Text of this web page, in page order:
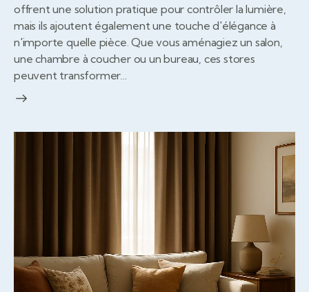
offrent une solution pratique pour contrôler la lumière,
mais ils ajoutent également une touche d'élégance à
n'importe quelle pièce. Que vous aménagiez un salon,
une chambre à coucher ou un bureau, ces stores
peuvent transformer…